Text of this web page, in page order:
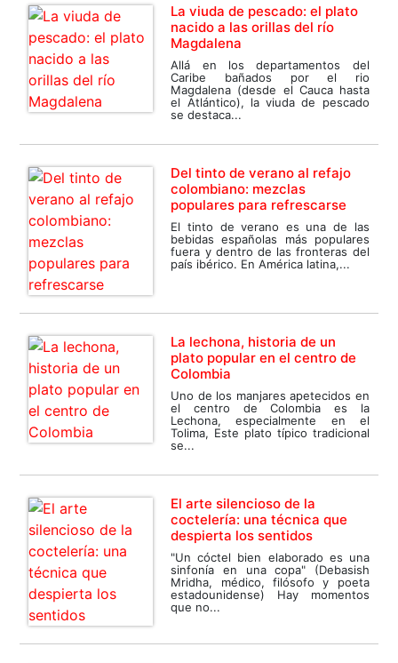
La viuda de pescado: el plato
nacido a las orillas del río
Magdalena
Allá en los departamentos del
Caribe bañados por el rio
Magdalena (desde el Cauca hasta
el Atlántico), la viuda de pescado
se destaca...
Del tinto de verano al refajo
colombiano: mezclas
populares para refrescarse
El tinto de verano es una de las
bebidas españolas más populares
fuera y dentro de las fronteras del
país ibérico. En América latina,...
La lechona, historia de un
plato popular en el centro de
Colombia
Uno de los manjares apetecidos en
el centro de Colombia es la
Lechona, especialmente en el
Tolima, Este plato típico tradicional
se...
El arte silencioso de la
coctelería: una técnica que
despierta los sentidos
"Un cóctel bien elaborado es una
sinfonía en una copa" (Debasish
Mridha, médico, filósofo y poeta
estadounidense) Hay momentos
que no...